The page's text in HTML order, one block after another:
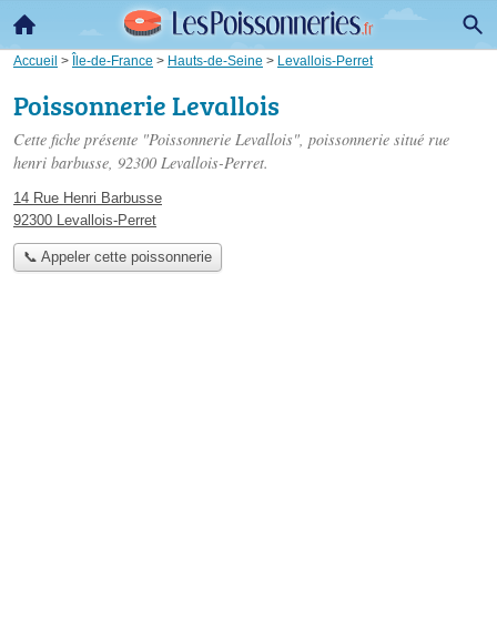
Accueil > Île-de-France > Hauts-de-Seine > Levallois-Perret
Poissonnerie Levallois
Cette fiche présente "Poissonnerie Levallois", poissonnerie situé rue
henri barbusse, 92300 Levallois-Perret.
14 Rue Henri Barbusse
92300 Levallois-Perret
📞 Appeler cette poissonnerie